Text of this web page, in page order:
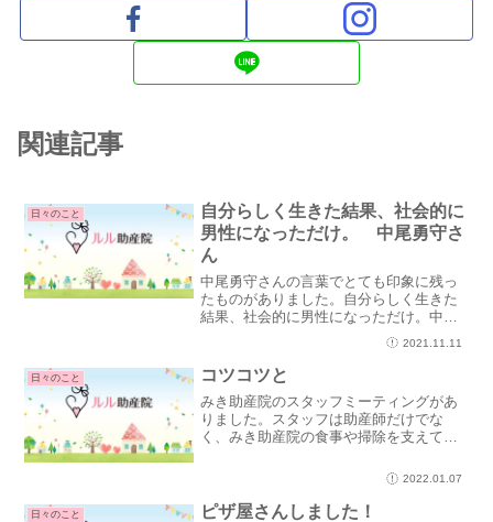
関連記事
日々のこと
自分らしく生きた結果、社会的に
男性になっただけ。 中尾勇守さ
ん
中尾勇守さんの言葉でとても印象に残っ
たものがありました。自分らしく生きた
結果、社会的に男性になっただけ。中尾
さんは、身体的な性別が女性でしたが、
心は男性でした。現在は性別適合手術を
受け、戸籍上男性として生きておられま
す。そのことについて、“...
2021.11.11
日々のこと コツコツと
みき助産院のスタッフミーティングがあ
りました。スタッフは助産師だけでな
く、みき助産院の食事や掃除を支えてい
きらり”という女性が集うお話会のメンバ
ーもいます。みんな素敵な女性ばかり
で、ともに時間を過ごすの...
2022.01.07
日々のこと ピザ屋さんしました！